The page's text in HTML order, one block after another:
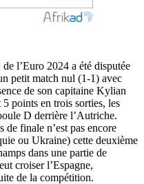
l’Euro 2024 a été disputée
petit match nul (1-1) avec
de son capitaine Kylian
points en trois sorties, les
D derrière l’Autriche.
de finale n’est pas encore
ou Ukraine) cette deuxième
dans une partie de
croiser l’Espagne,
de la compétition.